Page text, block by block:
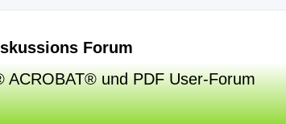
Forum
ACROBAT® und PDF User-Forum